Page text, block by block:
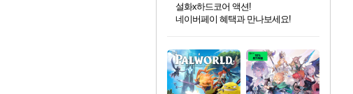
최대 90% 할인가를 만나보세요!
네이버혜택과 함께 만나보세요!
50%할인&추가 적립까지!
네이버 포인트 혜택까지!
이니&베니 혜택까지!
네이버 혜택가와 함께 예약하세요!
할인&네이버혜택으로 만나보세요!
설화x하드코어 액션!
네이버페이 혜택과 만나보세요!
40주년 프로모션으로 만나보세요!
할인가에 만나보세요!
일부 에디션 상시 할인!
혜택으로 예약 판매 중
편안하게 충전하세요